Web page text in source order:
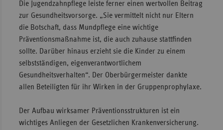
Die Jugendzahnpflege leiste ferner einen wertvollen Beitrag
zur Gesundheitsvorsorge. „Sie vermittelt nicht nur Eltern
die Botschaft, dass Mundpflege eine wichtige
Präventionsmaßnahme ist, die auch zuhause stattfinden
sollte. Darüber hinaus erzieht sie die Kinder zu einem
selbstständigen, eigenverantwortlichem
Gesundheitsverhalten“. Der Oberbürgermeister dankte
allen Beteiligten für ihr Wirken in der Gruppenprophylaxe.
Der Aufbau wirksamer Präventionsstrukturen ist ein
wichtiges Anliegen der Gesetzlichen Krankenversicherung.